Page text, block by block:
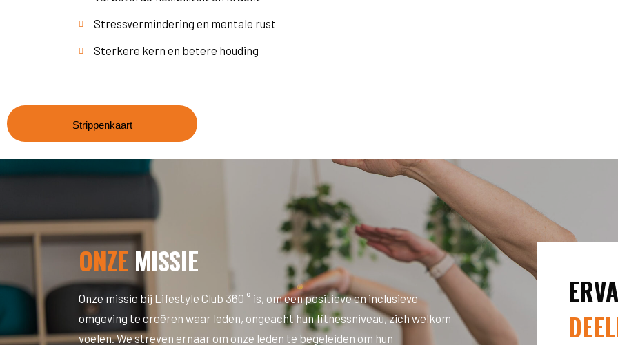
Stressvermindering en mentale rust
Sterkere kern en betere houding
Strippenkaart
ONZE MISSIE
Onze missie bij Lifestyle Club 360 ° is, om een positieve en inclusieve
omgeving te creëren waar leden, ongeacht hun fitnessniveau, zich welkom
voelen. We streven ernaar om onze leden te begeleiden om hun